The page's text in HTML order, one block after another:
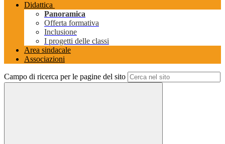
Didattica
Panoramica
Offerta formativa
Inclusione
I progetti delle classi
Area sindacale
Associazioni
Campo di ricerca per le pagine del sito